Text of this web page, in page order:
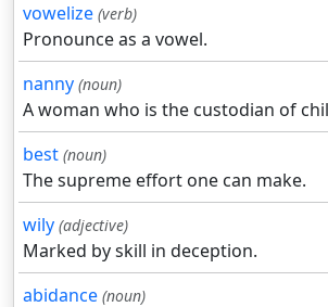
vowelize (verb)
Pronounce as a vowel.
nanny (noun)
A woman who is the custodian of
best (noun)
The supreme effort one can make.
wily (adjective)
Marked by skill in deception.
abidance (noun)